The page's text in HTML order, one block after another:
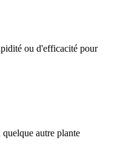
ou d'efficacité pour
quelque autre plante